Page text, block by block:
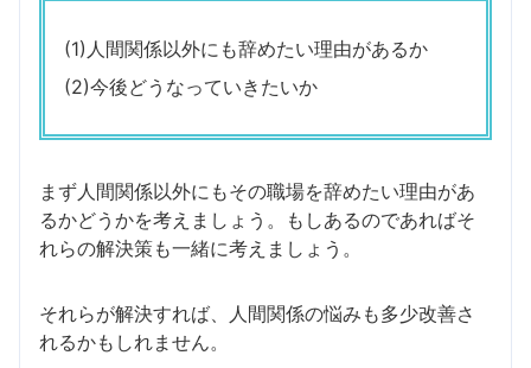
(1)人間関係以外にも辞めたい理由があるか
(2)今後どうなっていきたいか
まず人間関係以外にもその職場を辞めたい理由があ
るかどうかを考えましょう。もしあるのであればそ
れらの解決策も一緒に考えましょう。
それらが解決すれば、人間関係の悩みも多少改善さ
れるかもしれません。